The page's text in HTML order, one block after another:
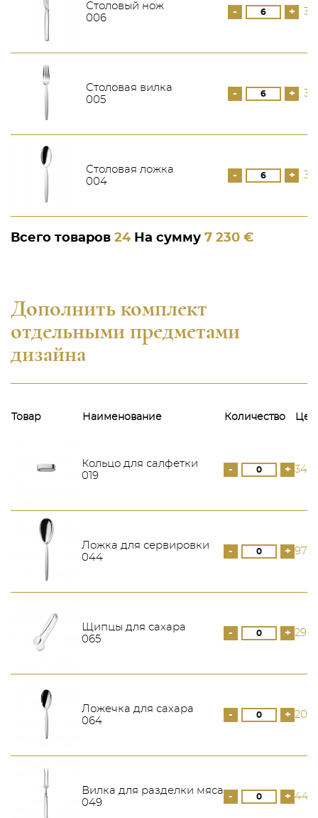
Столовый нож
006
- +
Столовая вилка
005
- +
Столовая ложка
004
- +
Всего товаров 24На сумму 7 230 €
Дополнить комплект
отдельными предметами
дизайна
Товар Наименование Количество
Кольцо для салфетки
019
- + 341
Ложка для сервировки
044
- + 979
Щипцы для сахара
065
- + 292
Ложечка для сахара
064
- + 206
Вилка для разделки мяса
049
- + 449